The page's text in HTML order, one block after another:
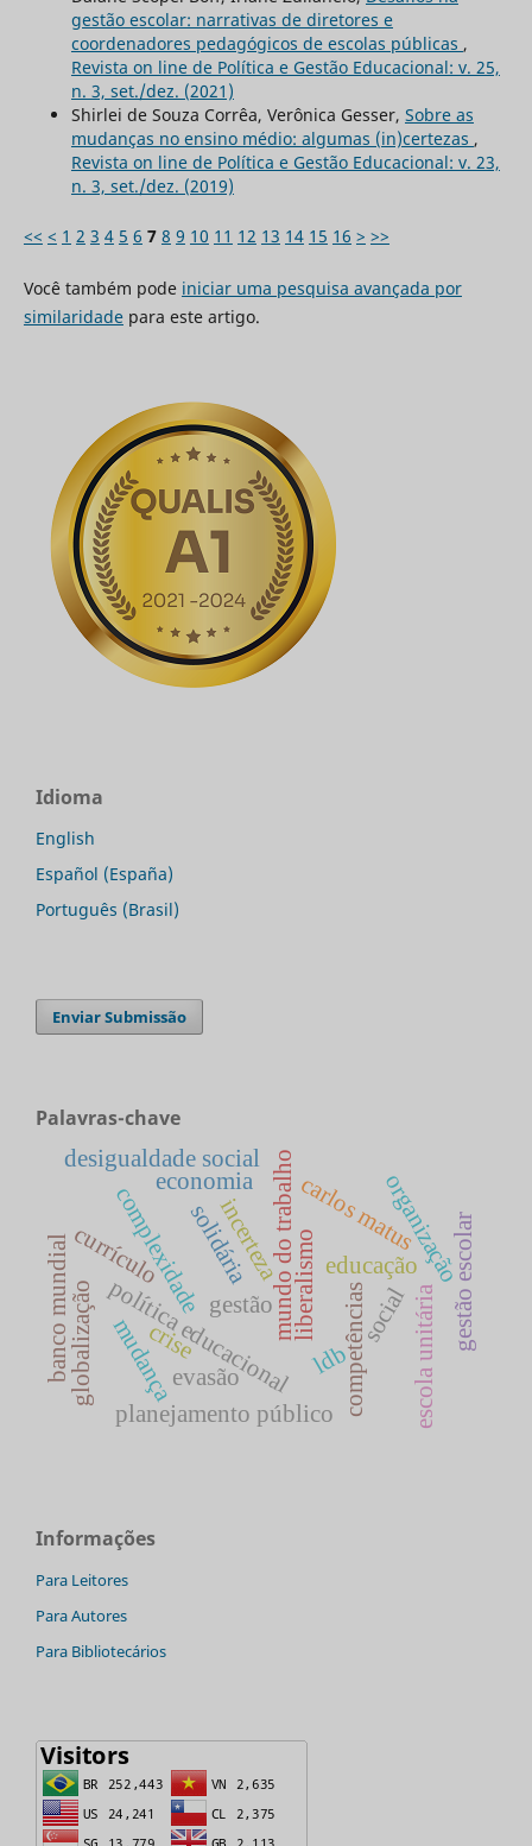
gestão escolar: narrativas de diretores e
coordenadores pedagógicos de escolas públicas ,
Revista on line de Política e Gestão Educacional: v. 25,
n. 3, set./dez. (2021)
Shirlei de Souza Corrêa, Verônica Gesser, Sobre as
mudanças no ensino médio: algumas (in)certezas ,
Revista on line de Política e Gestão Educacional: v. 23,
n. 3, set./dez. (2019)
<< < 1 2 3 4 5 6 7 8 9 10 11 12 13 14 15 16 > >>
Você também pode iniciar uma pesquisa avançada por
similaridadepara este artigo.
Idioma
English
Español (España)
Português (Brasil)
Enviar Submissão
Palavras-chave
competências
educação
mundo do trabalho
política educacional
planejamento público
carlos matus
gestão
complexidadeincerteza
crise
mudança
organização
liberalismo
globalização
economia
social
solidária
escola unitária
desigualdade social
banco mundial ldb
currículo gestão escolar
evasão
Informações
Para Leitores
Para Autores
Para Bibliotecários